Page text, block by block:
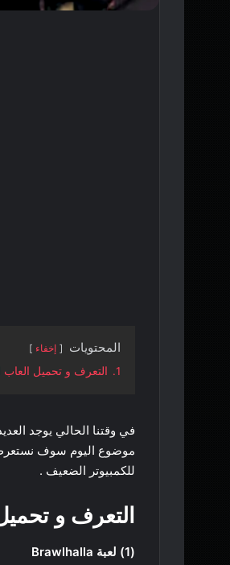
المحتويات إخفاء
1. التعرف و تحميل العاب
في وقتنا الحالي يوجد
للكمبيوتر الضعيف .
التعرف و
(1) لعبة Brawlhalla